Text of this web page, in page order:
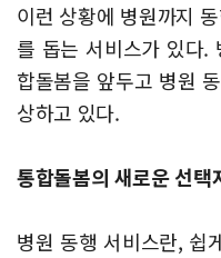
이런 상황에 병원까지
를 돕는 서비스가 있다.
합돌봄을 앞두고 병원
상하고 있다.
통합돌봄의 새로운 선택
병원 동행 서비스란, 쉽